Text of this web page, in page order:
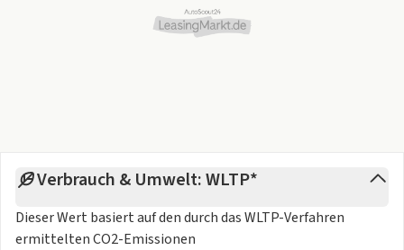
❗ Trotz sorgfältiger Prüfung des Inserats sind Abweichungen
bei der Fahrzeugbeschreibung und bei den Bildern zum
Verbrauch & Umwelt: WLTP*
Dieser Wert basiert auf den durch dasWLTP-Verfahren
ermittelten CO2-Emissionen